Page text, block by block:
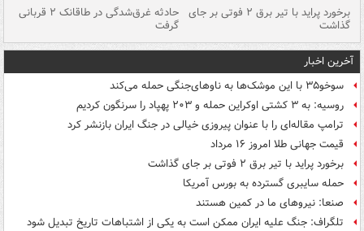
برخورد پراید با تیر برق ۲ فوتی بر جای
گذاشت
حادثه غرق‌شدگی در طاقانک ۲ قربانی
گرفت
آخرین اخبار
سوخو۳۵ با این موشک‌ها به ناوهای‌جنگی حمله می‌کند
روسیه: به ۳ کشتی اوکراین حمله و ۲۰۳ پهپاد را سرنگون کردیم
ترامپ مقاله‌ای را با عنوان پیروزی خیالی در جنگ ایران بازنشر کرد
قیمت جهانی طلا امروز ۱۶ مرداد
برخورد پراید با تیر برق ۲ فوتی بر جای گذاشت
حمله سایبری گسترده به بورس آمریکا
صنعا: نیروهای ما در کمین‌ هستند
تلگراف: جنگ علیه ایران ممکن است به یکی از اشتباهات تاریخ تبدیل شود